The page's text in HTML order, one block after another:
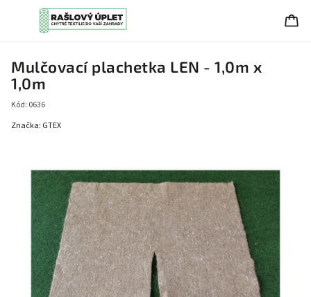
Mulčovací plachetka LEN - 1,0m x
1,0m
Kód: 0636
Značka: GTEX